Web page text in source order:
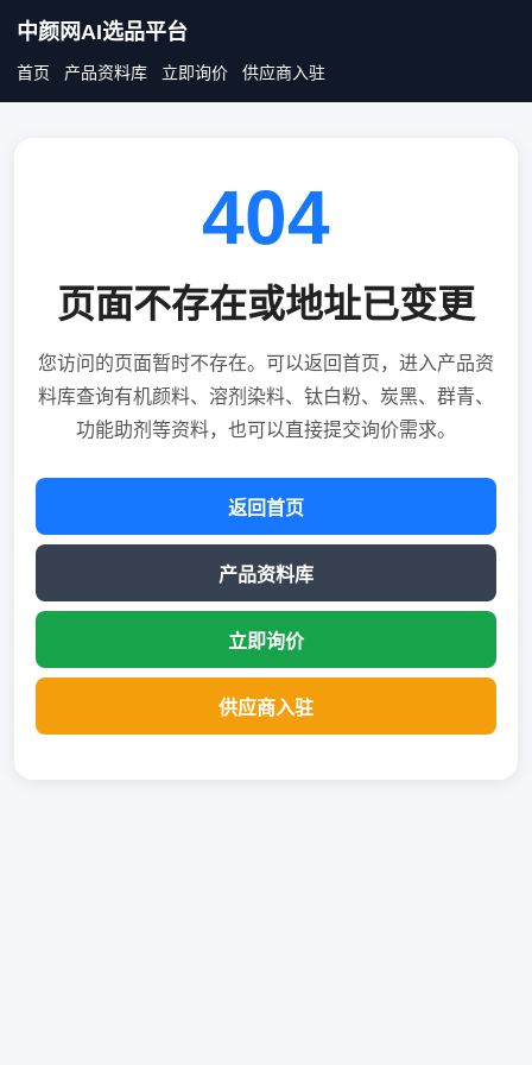
中颜网AI选品平台
首页 产品资料库 立即询价 供应商入驻
404
页面不存在或地址已变更
您访问的页面暂时不存在。可以返回首页，进入产品资
料库查询有机颜料、溶剂染料、钛白粉、炭黑、群青、
功能助剂等资料，也可以直接提交询价需求。
返回首页
产品资料库
立即询价
供应商入驻